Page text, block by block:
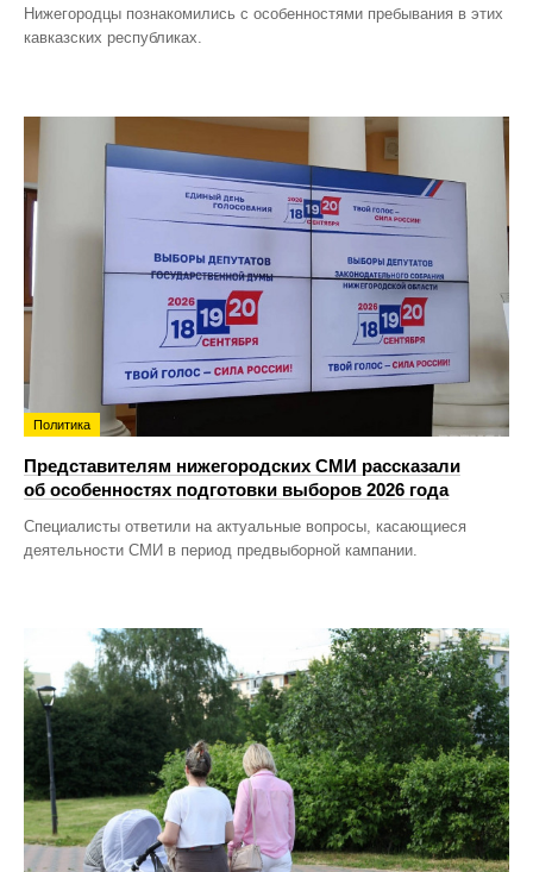
Нижегородцы познакомились с особенностями пребывания в этих
кавказских республиках.
Политика
Представителям нижегородских СМИ рассказали
об особенностях подготовки выборов 2026 года
Специалисты ответили на актуальные вопросы, касающиеся
деятельности СМИ в период предвыборной кампании.